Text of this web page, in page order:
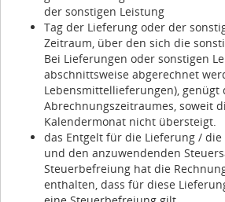
der sonstigen Leistung
Tag der Lieferung oder der
Zeitraum, über den sich die
Bei Lieferungen oder sonstigen
abschnittsweise abgerechnet
Lebensmittellieferungen), genügt
Abrechnungszeitraumes, soweit
Kalendermonat nicht übersteigt.
das Entgelt für die Lieferung / die
und den anzuwendenden
Steuerbefreiung hat die
enthalten, dass für diese